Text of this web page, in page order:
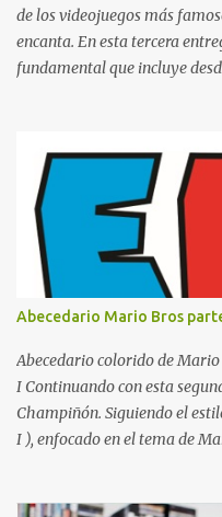
encontrar la biblioteca, la
resultar c...
de los videojuegos más
encanta. En esta tercera
fundamental que incluye
sección de evecrea.com ,
resolución de las siguientes
el clásico rojo de la gorra de
destacan por su diseño
la Q en amarillo brillante,
inspirado en los niveles de
pierdas la letra O , diseñada
Abecedario Mario Bros
Abecedario colorido de
I Continuando con esta
Champiñón. Siguiendo el
I ), enfocado en el tema de